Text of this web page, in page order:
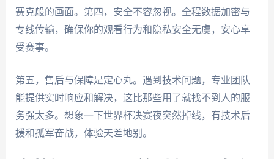
赛克般的画面。第四，安全不容忽视。全程数据加密与
专线传输，确保你的观看行为和隐私安全无虞，安心享
受赛事。
第五，售后与保障是定心丸。遇到技术问题，专业团队
能提供实时响应和解决，这比那些用了就找不到人的服
务强太多。想象一下世界杯决赛夜突然掉线，有技术后
援和孤军奋战，体验天差地别。